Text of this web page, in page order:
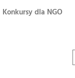
Konkursy dla NGO